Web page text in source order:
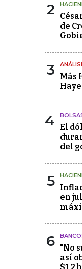
2
de
3
Más
4
El
del
5
en
6 "No
así